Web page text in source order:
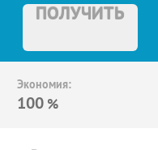
ПОЛУЧИТЬ
Экономия:
100 %